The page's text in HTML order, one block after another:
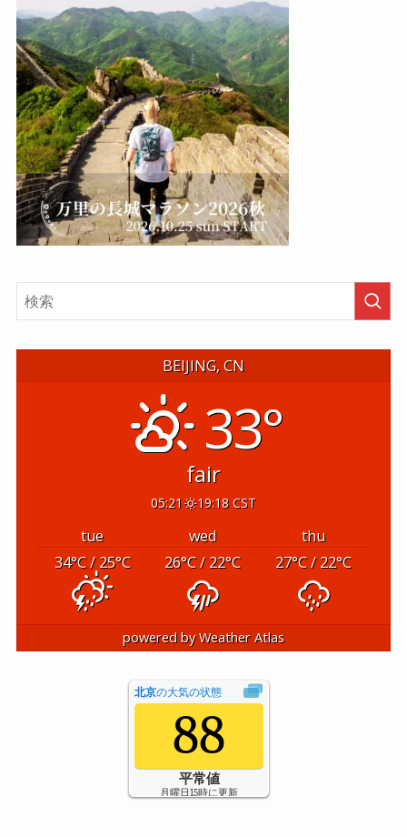
BEIJING, CN
33°
fair
05:21 19:18 CST
tue wed
thu
34°C/ 25°C 26°C/ 22°C 27°C/ 22°C
powered byWeather Atlas
北京の大気の状態
88
平常値
月曜日15時に更新